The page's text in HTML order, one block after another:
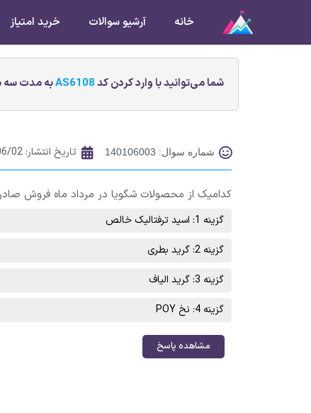
خانه آرشیو سوالات خرید امتیاز
شما می‌توانید با وارد کردن کدAS6108به مدت سه
شماره سوال: 140106003 تاریخ انتشار: 02
کدامیک از محصولات شگویا در مرداد ماه فروش
گزینه 1: اسيد ترفتاليک خالص
گزینه 2: گريد بطری
گزینه 3: گريد الياف
گزینه 4: نخ POY
مشاهده پاسخ